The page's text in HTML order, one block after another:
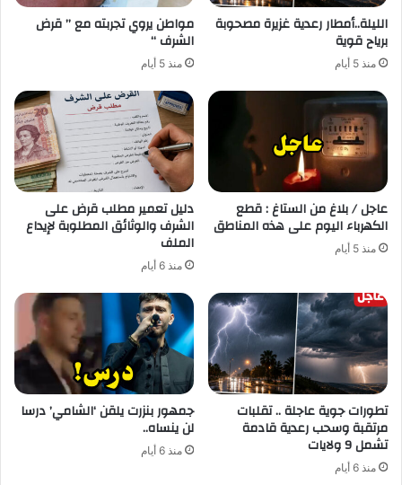
الليلة..أمطار رعدية غزيرة مصحوبة
برياح قوية
منذ 5 أيام
مواطن يروي تجربته مع ” قرض
الشرف “
منذ 5 أيام
عاجل / بلاغ من الستاغ : قطع
الكهرباء اليوم على هذه المناطق
منذ 5 أيام
دليل تعمير مطلب قرض على
الشرف والوثائق المطلوبة لإيداع
الملف
منذ 6 أيام
تطورات جوية عاجلة .. تقلبات
مرتقبة وسحب رعدية قادمة
تشمل 9 ولايات
منذ 6 أيام
جمهور بنزرت يلقن ‘الشامي’ درسا
لن ينساه..
منذ 6 أيام